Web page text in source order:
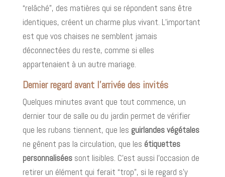
“relâché”, des matières qui se répondent sans être
identiques, créent un charme plus vivant. L’important
est que vos chaises ne semblent jamais
déconnectées du reste, comme si elles
appartenaient à un autre mariage.
Dernier regard avant l’arrivée des invités
Quelques minutes avant que tout commence, un
dernier tour de salle ou du jardin permet de vérifier
que les rubans tiennent, que les guirlandes végétales
ne gênent pas la circulation, que les étiquettes
personnaliséessont lisibles. C’est aussi l’occasion de
retirer un élément qui ferait “trop”, si le regard s’y